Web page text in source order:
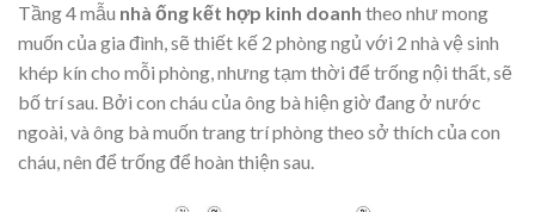
Tầng 4 mẫu nhà ống kết hợp kinh doanh theo như mong
muốn của gia đình, sẽ thiết kế 2 phòng ngủ với 2 nhà vệ sinh
khép kín cho mỗi phòng, nhưng tạm thời để trống nội thất, sẽ
bố trí sau. Bởi con cháu của ông bà hiện giờ đang ở nước
ngoài, và ông bà muốn trang trí phòng theo sở thích của con
cháu, nên để trống để hoàn thiện sau.